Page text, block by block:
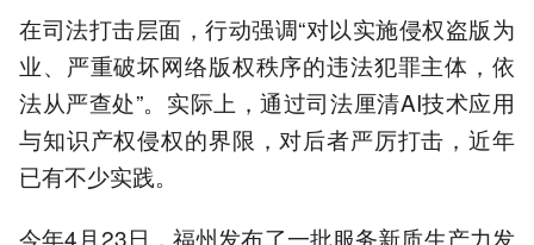
在司法打击层面，行动强调“对以实施侵权盗版为
业、严重破坏网络版权秩序的违法犯罪主体，依
法从严查处”。实际上，通过司法厘清AI技术应用
与知识产权侵权的界限，对后者严厉打击，近年
已有不少实践。
今年4月23日，福州发布了一批服务新质生产力发